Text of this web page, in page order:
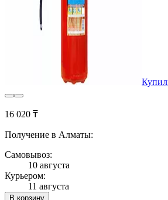
16 020 ₸
Получение в Алматы:
Самовывоз:
10 августа
Курьером:
11 августа
В корзину